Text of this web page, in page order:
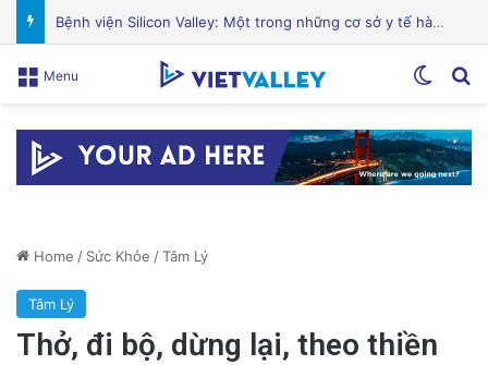
Sự Kiện Livestream Gây Chấn Động: 3 Triệu Người Theo Dõi Nguyễn Phương Hằng Tại Việt Nam!
Menu
Home / Sức Khỏe /Tâm Lý
Tâm Lý
Thở, đi bộ, dừng lại, theo thiền